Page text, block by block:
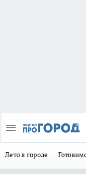
Лето в городе